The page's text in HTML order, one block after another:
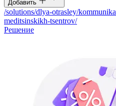
Добавить
/solutions/dlya-otrasley/
meditsinskikh-tsentrov/
Решение